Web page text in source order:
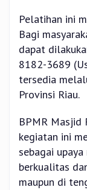
Pelatihan ini
Bagi
dapat
8182-3689
tersedia
Provinsi Riau.
BPMR Masjid
kegiatan ini
sebagai
berkualitas
maupun di